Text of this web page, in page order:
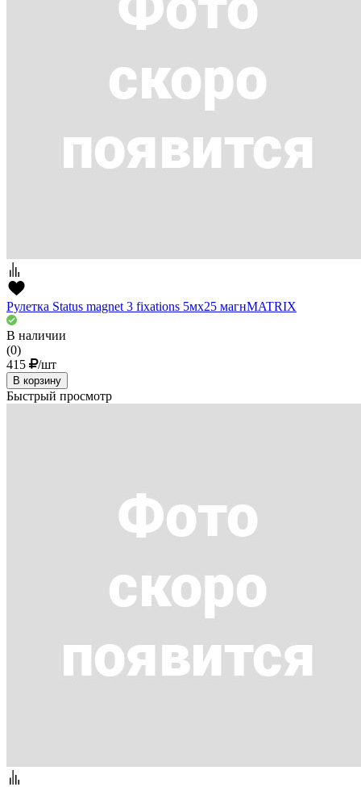
Рулетка Status magnet 3 fixations 5мх25 магнMATRIX
В наличии
(0)
415
/шт
В корзину
Быстрый просмотр